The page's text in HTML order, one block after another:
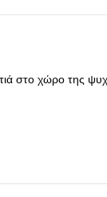
στο χώρο της